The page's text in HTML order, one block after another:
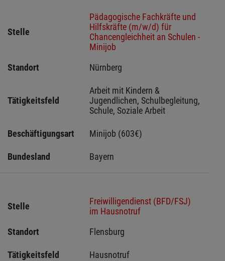
Stelle
Pädagogische Fachkräfte und
Hilfskräfte (m/w/d) für
Chancengleichheit an Schulen -
Minijob
Standort
Nürnberg
Tätigkeitsfeld
Arbeit mit Kindern &
Jugendlichen, Schulbegleitung,
Schule, Soziale Arbeit
Beschäftigungsart Minijob (603€)
Bundesland Bayern
Stelle
Freiwilligendienst (BFD/FSJ)
im Hausnotruf
Standort
Flensburg
Tätigkeitsfeld Hausnotruf